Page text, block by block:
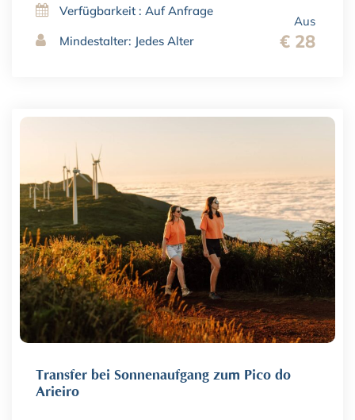
Aus
€ 28
Verfügbarkeit : Auf Anfrage
Mindestalter: Jedes Alter
Transfer bei Sonnenaufgang zum Pico do
Arieiro